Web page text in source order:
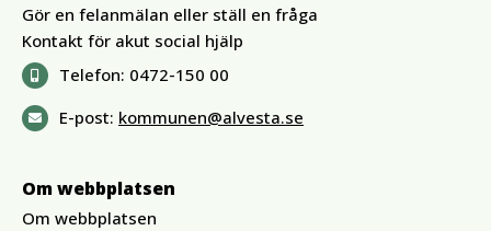
Gör en felanmälan eller ställ en fråga
Kontakt för akut social hjälp
Telefon: 0472-150 00
E-post: kommunen@alvesta.se
Om webbplatsen
Om webbplatsen